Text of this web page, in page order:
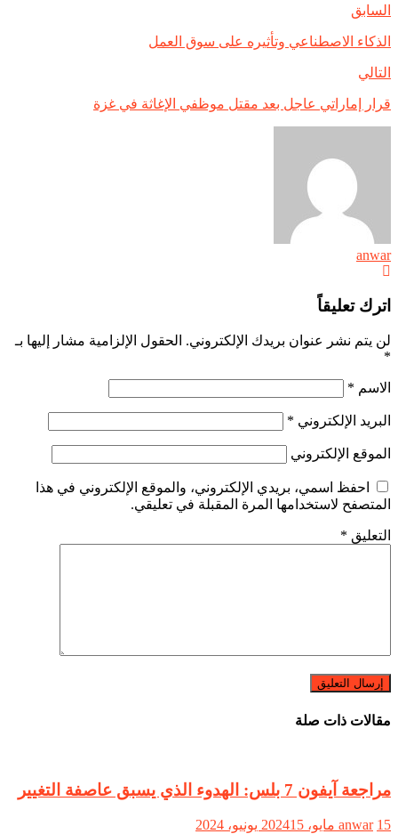
تصفّح
المقالات
السابق
الذكاء الاصطناعي وتأثيره على سوق العمل
التالي
قرار إماراتي عاجل بعد مقتل موظفي الإغاثة في غزة
anwar
اترك تعليقاً
لن يتم نشر عنوان بريدك الإلكتروني. الحقول الإلزامية مشار إليها بـ
*
الاسم *
البريد الإلكتروني *
الموقع الإلكتروني
احفظ اسمي، بريدي الإلكتروني، والموقع الإلكتروني في هذا
المتصفح لاستخدامها المرة المقبلة في تعليقي.
التعليق *
مقالات ذات صلة
مراجعة آيفون 7 بلس: الهدوء الذي يسبق عاصفة التغيير
anwar 15 مايو، 2024 15 يونيو، 2024